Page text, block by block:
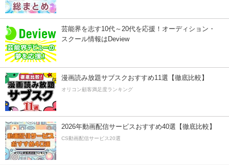
芸能界を志す10代～20代を応援！オーディション・
スクール情報はDeview
漫画読み放題サブスクおすすめ11選【徹底比較】
オリコン顧客満足度ランキング
2026年動画配信サービスおすすめ40選【徹底比較】
CS動画配信サービス20選